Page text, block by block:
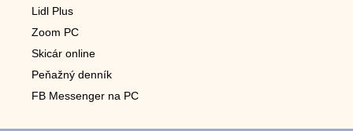
Lidl Plus
Zoom PC
Skicár online
Peňažný denník
FB Messenger na PC